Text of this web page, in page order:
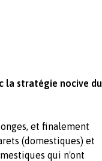
la stratégie nocive du
et finalement
(domestiques) et
qui n'ont